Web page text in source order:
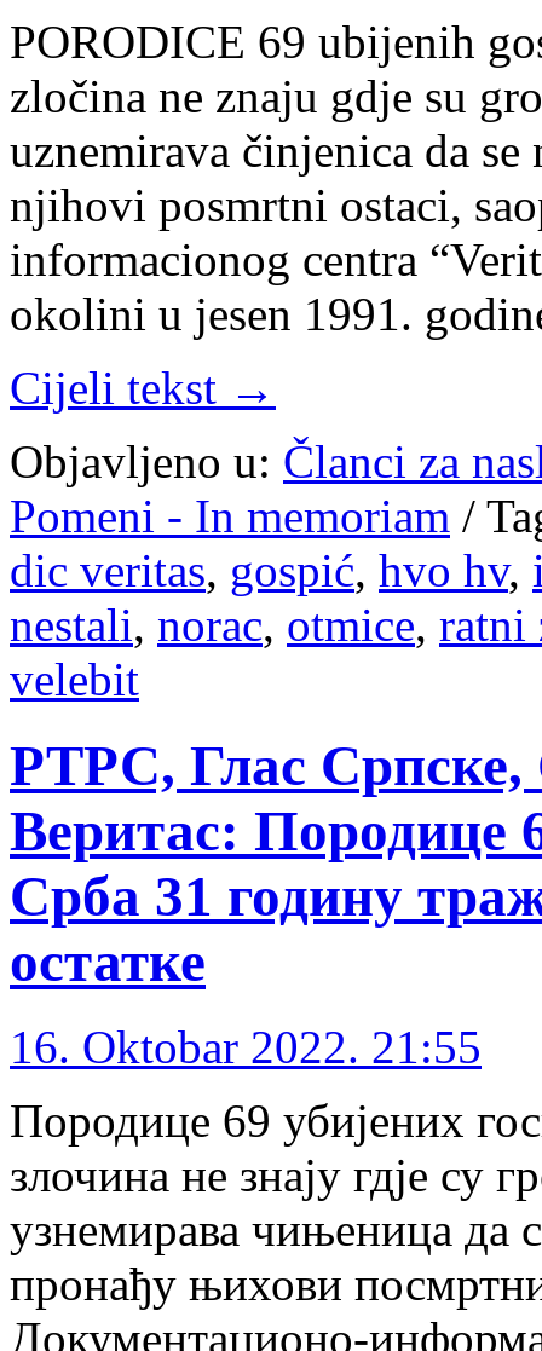
PORODICE 69 ubijenih
zločina ne znaju gdje su
uznemirava činjenica da se
njihovi posmrtni ostaci,
informacionog centra
okolini u jesen 1991.
Cijeli tekst →
Objavljeno u: Članci za
Pomeni - In memoriam /
dic veritas, gospić, hvo hv,
nestali, norac, otmice, ratni
velebit
РТРС, Глас
Веритас: Породице
Срба 31 годину
остатке
16. Oktobar 2022. 21:55
Породице 69 убијених
злочина не знају гдје су
узнемирава чињеница да
пронађу њихови
Документационо-